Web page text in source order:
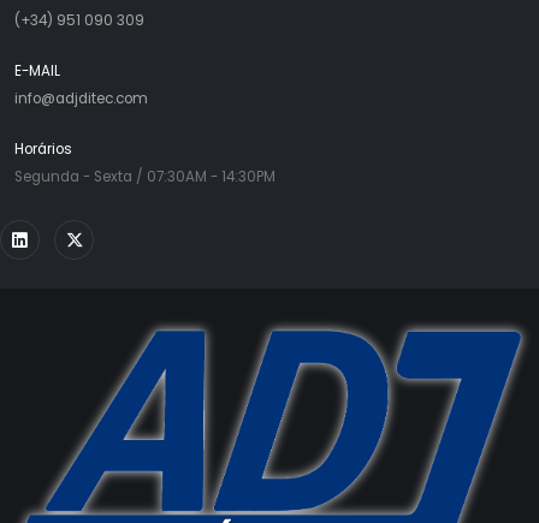
(+34) 951 090 309
E-MAIL
info@adjditec.com
Horários
Segunda - Sexta / 07:30AM - 14:30PM